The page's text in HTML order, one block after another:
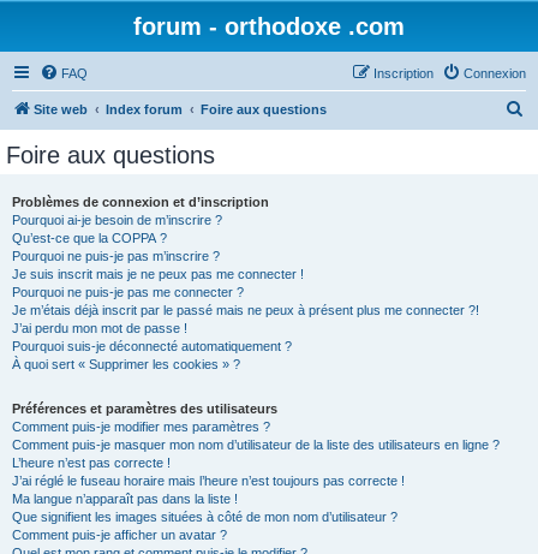
forum - orthodoxe .com
FAQ Connexion
Inscription
Site web Index forum Foire aux questions
Foire aux questions
Problèmes de connexion et d’inscription
Pourquoi ai-je besoin de m’inscrire ?
Qu’est-ce que la COPPA ?
Pourquoi ne puis-je pas m’inscrire ?
Je suis inscrit mais je ne peux pas me connecter !
Pourquoi ne puis-je pas me connecter ?
Je m’étais déjà inscrit par le passé mais ne peux à présent plus me connecter ?!
J’ai perdu mon mot de passe !
Pourquoi suis-je déconnecté automatiquement ?
À quoi sert « Supprimer les cookies » ?
Préférences et paramètres des utilisateurs
Comment puis-je modifier mes paramètres ?
Comment puis-je masquer mon nom d’utilisateur de la liste des utilisateurs en ligne ?
L’heure n’est pas correcte !
J’ai réglé le fuseau horaire mais l’heure n’est toujours pas correcte !
Ma langue n’apparaît pas dans la liste !
Que signifient les images situées à côté de mon nom d’utilisateur ?
Comment puis-je afficher un avatar ?